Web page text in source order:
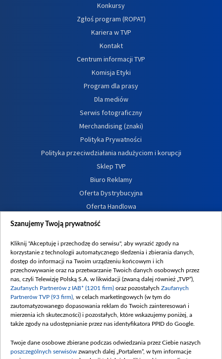
Konkursy
Zgłoś program (ROPAT)
Kariera w TVP
Kontakt
Centrum informacji TVP
Komisja Etyki
Program dla prasy
Dla mediów
Serwis fotograficzny
Merchandising (znaki)
Polityka Prywatności
Polityka przeciwdziałania nadużyciom i korupcji
Sklep TVP
Biuro Reklamy
Oferta Dystrybucyjna
Oferta Handlowa
Dostępność
Procedura zgłoszeń wewnętrznych
Szanujemy Twoją prywatność
Kliknij "Akceptuję i przechodzę do serwisu", aby wyrazić zgody na
korzystanie z technologii automatycznego śledzenia i zbierania danych,
dostęp do informacji na Twoim urządzeniu końcowym i ich
przechowywanie oraz na przetwarzanie Twoich danych osobowych przez
nas, czyli Telewizję Polską S.A. w likwidacji (zwaną dalej również „TVP”),
Zaufanych Partnerów z IAB* (1201 firm) oraz pozostałych Zaufanych
Partnerów TVP (93 firm) , w celach marketingowych (w tym do
zautomatyzowanego dopasowania reklam do Twoich zainteresowań i
mierzenia ich skuteczności) i pozostałych, które wskazujemy poniżej, a
także zgody na udostępnianie przez nas identyfikatora PPID do Google.
Twoje dane osobowe zbierane podczas odwiedzania przez Ciebie naszych
poszczególnych serwisów zwanych dalej „Portalem”, w tym informacje